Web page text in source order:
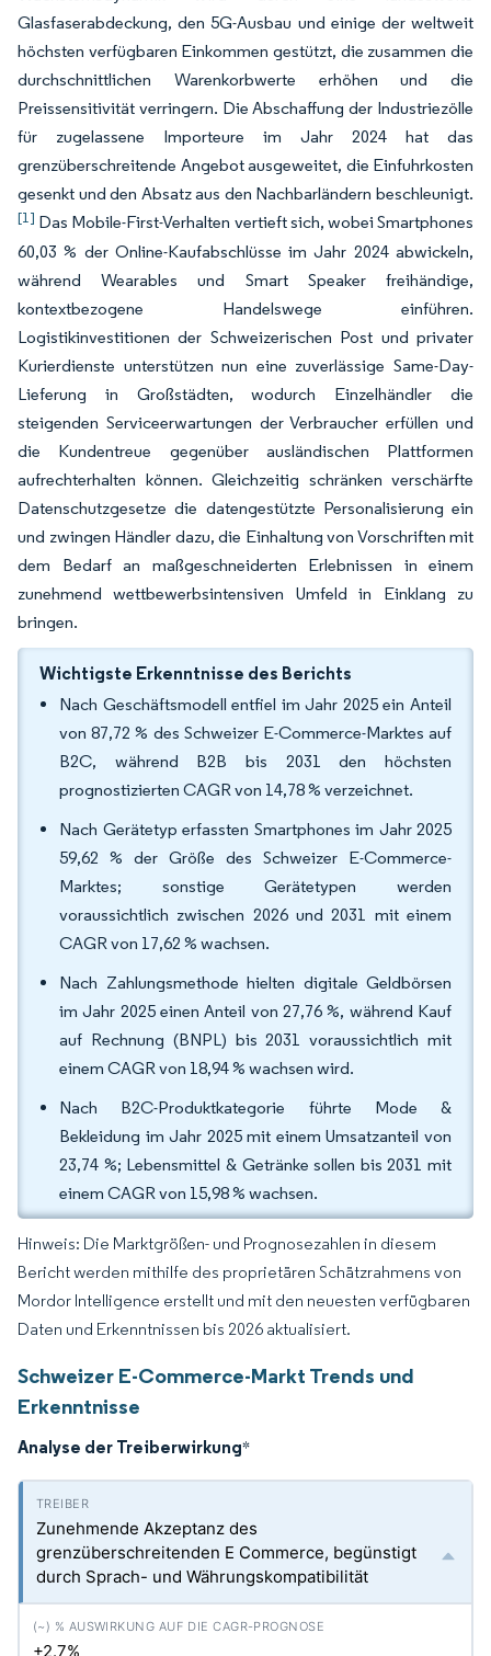
Glasfaserabdeckung, den 5G-Ausbau und einige der weltweit
höchsten verfügbaren Einkommen gestützt, die zusammen die
durchschnittlichen Warenkorbwerte erhöhen und die
Preissensitivität verringern. Die Abschaffung der Industriezölle
für zugelassene Importeure im Jahr 2024 hat das
grenzüberschreitende Angebot ausgeweitet, die Einfuhrkosten
gesenkt und den Absatz aus den Nachbarländern beschleunigt.
[1] Das Mobile-First-Verhalten vertieft sich, wobei Smartphones
60,03 % der Online-Kaufabschlüsse im Jahr 2024 abwickeln,
während Wearables und Smart Speaker freihändige,
kontextbezogene Handelswege einführen.
Logistikinvestitionen der Schweizerischen Post und privater
Kurierdienste unterstützen nun eine zuverlässige Same-Day-
Lieferung in Großstädten, wodurch Einzelhändler die
steigenden Serviceerwartungen der Verbraucher erfüllen und
die Kundentreue gegenüber ausländischen Plattformen
aufrechterhalten können. Gleichzeitig schränken verschärfte
Datenschutzgesetze die datengestützte Personalisierung ein
und zwingen Händler dazu, die Einhaltung von Vorschriften mit
dem Bedarf an maßgeschneiderten Erlebnissen in einem
zunehmend wettbewerbsintensiven Umfeld in Einklang zu
bringen.
Wichtigste Erkenntnisse des Berichts
Nach Geschäftsmodell entfiel im Jahr 2025 ein Anteil
von 87,72 % des Schweizer E-Commerce-Marktes auf
B2C, während B2B bis 2031 den höchsten
prognostizierten CAGR von 14,78 % verzeichnet.
Nach Gerätetyp erfassten Smartphones im Jahr 2025
59,62 % der Größe des Schweizer E-Commerce-
Marktes; sonstige Gerätetypen werden
voraussichtlich zwischen 2026 und 2031 mit einem
CAGR von 17,62 % wachsen.
Nach Zahlungsmethode hielten digitale Geldbörsen
im Jahr 2025 einen Anteil von 27,76 %, während Kauf
auf Rechnung (BNPL) bis 2031 voraussichtlich mit
einem CAGR von 18,94 % wachsen wird.
Nach B2C-Produktkategorie führte Mode &
Bekleidung im Jahr 2025 mit einem Umsatzanteil von
23,74 %; Lebensmittel & Getränke sollen bis 2031 mit
einem CAGR von 15,98 % wachsen.
Hinweis: Die Marktgrößen- und Prognosezahlen in diesem
Bericht werden mithilfe des proprietären Schätzrahmens von
Mordor Intelligence erstellt und mit den neuesten verfügbaren
Daten und Erkenntnissen bis 2026 aktualisiert.
Schweizer E-Commerce-Markt Trends und
Erkenntnisse
Analyse der Treiberwirkung*
Zunehmende Akzeptanz des
grenzüberschreitenden E Commerce, begünstigt
durch Sprach- und Währungskompatibilität
+2.7%